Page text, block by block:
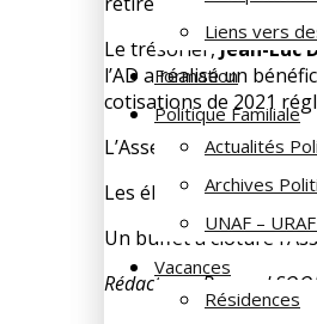
Liens vers
Formation
Politique Familiale
Actualités
Archives
UNAF –
Vacances
Résidences
Le trésorier,Jean-Luc
l’AD a réalisé un
cotisations de 2021
L’Assemblée a
Les élections ont porté
Un buffet a clôturé
Rédacteur : Bernard